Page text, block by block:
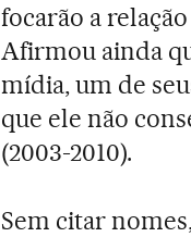
focarão a
Afirmou ainda
mídia, um de
que ele não
(2003-2010).
Sem citar